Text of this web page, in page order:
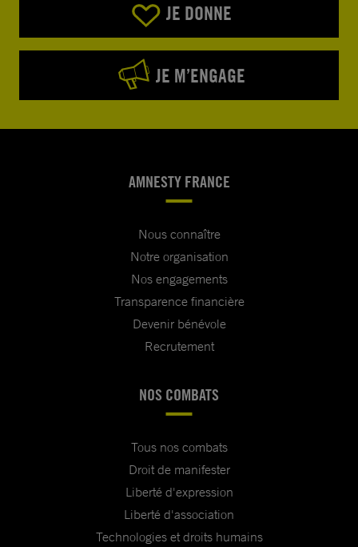
JE DONNE
JE M’ENGAGE
AMNESTY FRANCE
Nous connaître
Notre organisation
Nos engagements
Transparence financière
Devenir bénévole
Recrutement
NOS COMBATS
Tous nos combats
Droit de manifester
Liberté d'expression
Liberté d'association
Technologies et droits humains